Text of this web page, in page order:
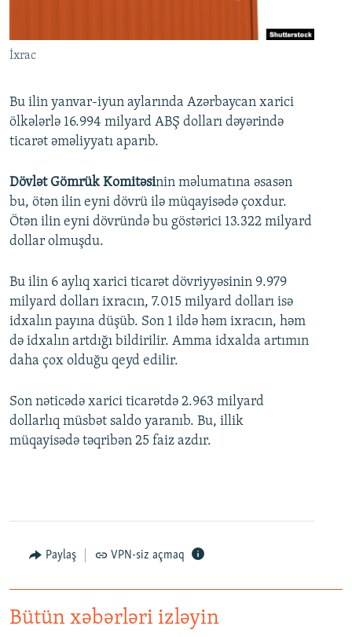
KARIKATURA
İSLAM VƏ DEMOKRATIYA
PEŞƏ ETIKASI VƏ JURNALISTIKA STANDARTLARIMIZ
AZADLIQRADIOSU MOBIL TELEFONUNUZDA
BIZIMLƏ ƏLAQƏ
RFE/RL-in bütün saytları
İxrac
Bu ilin yanvar-iyun aylarında Azərbaycan xarici
ölkələrlə 16.994 milyard ABŞ dolları dəyərində
ticarət əməliyyatı aparıb.
Dövlət Gömrük Komitəsinin məlumatına əsasən
bu, ötən ilin eyni dövrü ilə müqayisədə çoxdur.
Ötən ilin eyni dövründə bu göstərici 13.322 milyard
dollar olmuşdu.
Bu ilin 6 aylıq xarici ticarət dövriyyəsinin 9.979
milyard dolları ixracın, 7.015 milyard dolları isə
idxalın payına düşüb. Son 1 ildə həm ixracın, həm
də idxalın artdığı bildirilir. Amma idxalda artımın
daha çox olduğu qeyd edilir.
Son nəticədə xarici ticarətdə 2.963 milyard
dollarlıq müsbət saldo yaranıb. Bu, illik
müqayisədə təqribən 25 faiz azdır.
Paylaş VPN-siz açmaq
Bütün xəbərləri izləyin